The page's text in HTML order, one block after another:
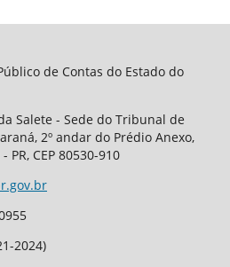
de Contas do Estado do
Salete - Sede do Tribunal de
2º andar do Prédio Anexo,
PR, CEP 80530-910
2024)